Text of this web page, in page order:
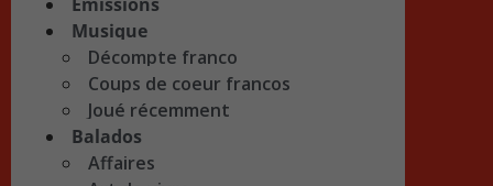
Musique
Décompte franco
Coups de coeur francos
Joué récemment
Balados
Affaires